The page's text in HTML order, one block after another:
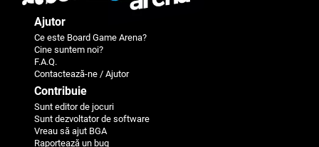
Ajutor
Ce este Board Game Arena?
Cine suntem noi?
F.A.Q.
Contactează-ne / Ajutor
Contribuie
Sunt editor de jocuri
Sunt dezvoltator de software
Vreau să ajut BGA
Raportează un bug